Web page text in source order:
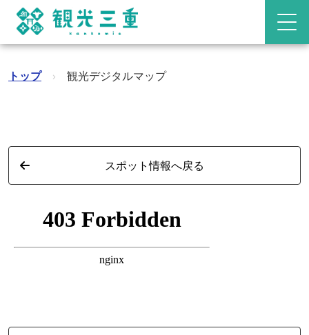
トップ › 観光デジタルマップ
スポット情報へ戻る